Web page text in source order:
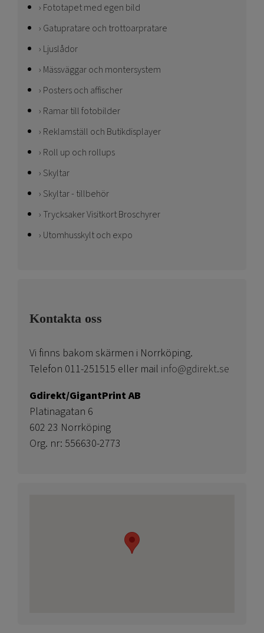
Fototapet med egen bild
Gatupratare och trottoarpratare
Ljuslådor
Mässväggar och montersystem
Posters och affischer
Ramar till fotobilder
Reklamställ och Butikdisplayer
Roll up och rollups
Skyltar
Skyltar - tillbehör
Trycksaker Visitkort Broschyrer
Utomhusskylt och expo
Kontakta oss
Vi finns bakom skärmen i Norrköping.
Telefon 011-251515 eller mail info@gdirekt.se
Gdirekt/GigantPrint AB
Platinagatan 6
602 23 Norrköping
Org. nr: 556630-2773